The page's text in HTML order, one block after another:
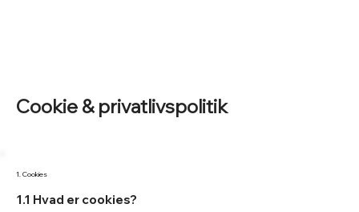
Cookie & privatlivspolitik
1.1 Hvad er cookies?
1. Cookies